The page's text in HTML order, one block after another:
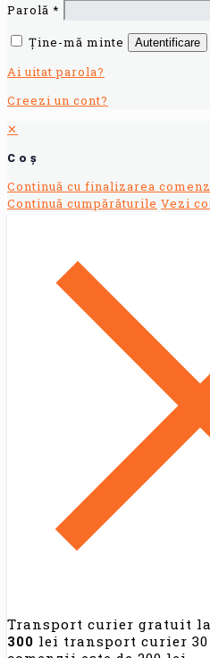
Parolă *
Ține-mă minte
Autentificare
Ai uitat parola?
Creezi un cont?
✕
Coș
Continuă cu finalizarea
Continuă cumpărăturile Vezi
Transport curier gratuit
300 lei transport curier